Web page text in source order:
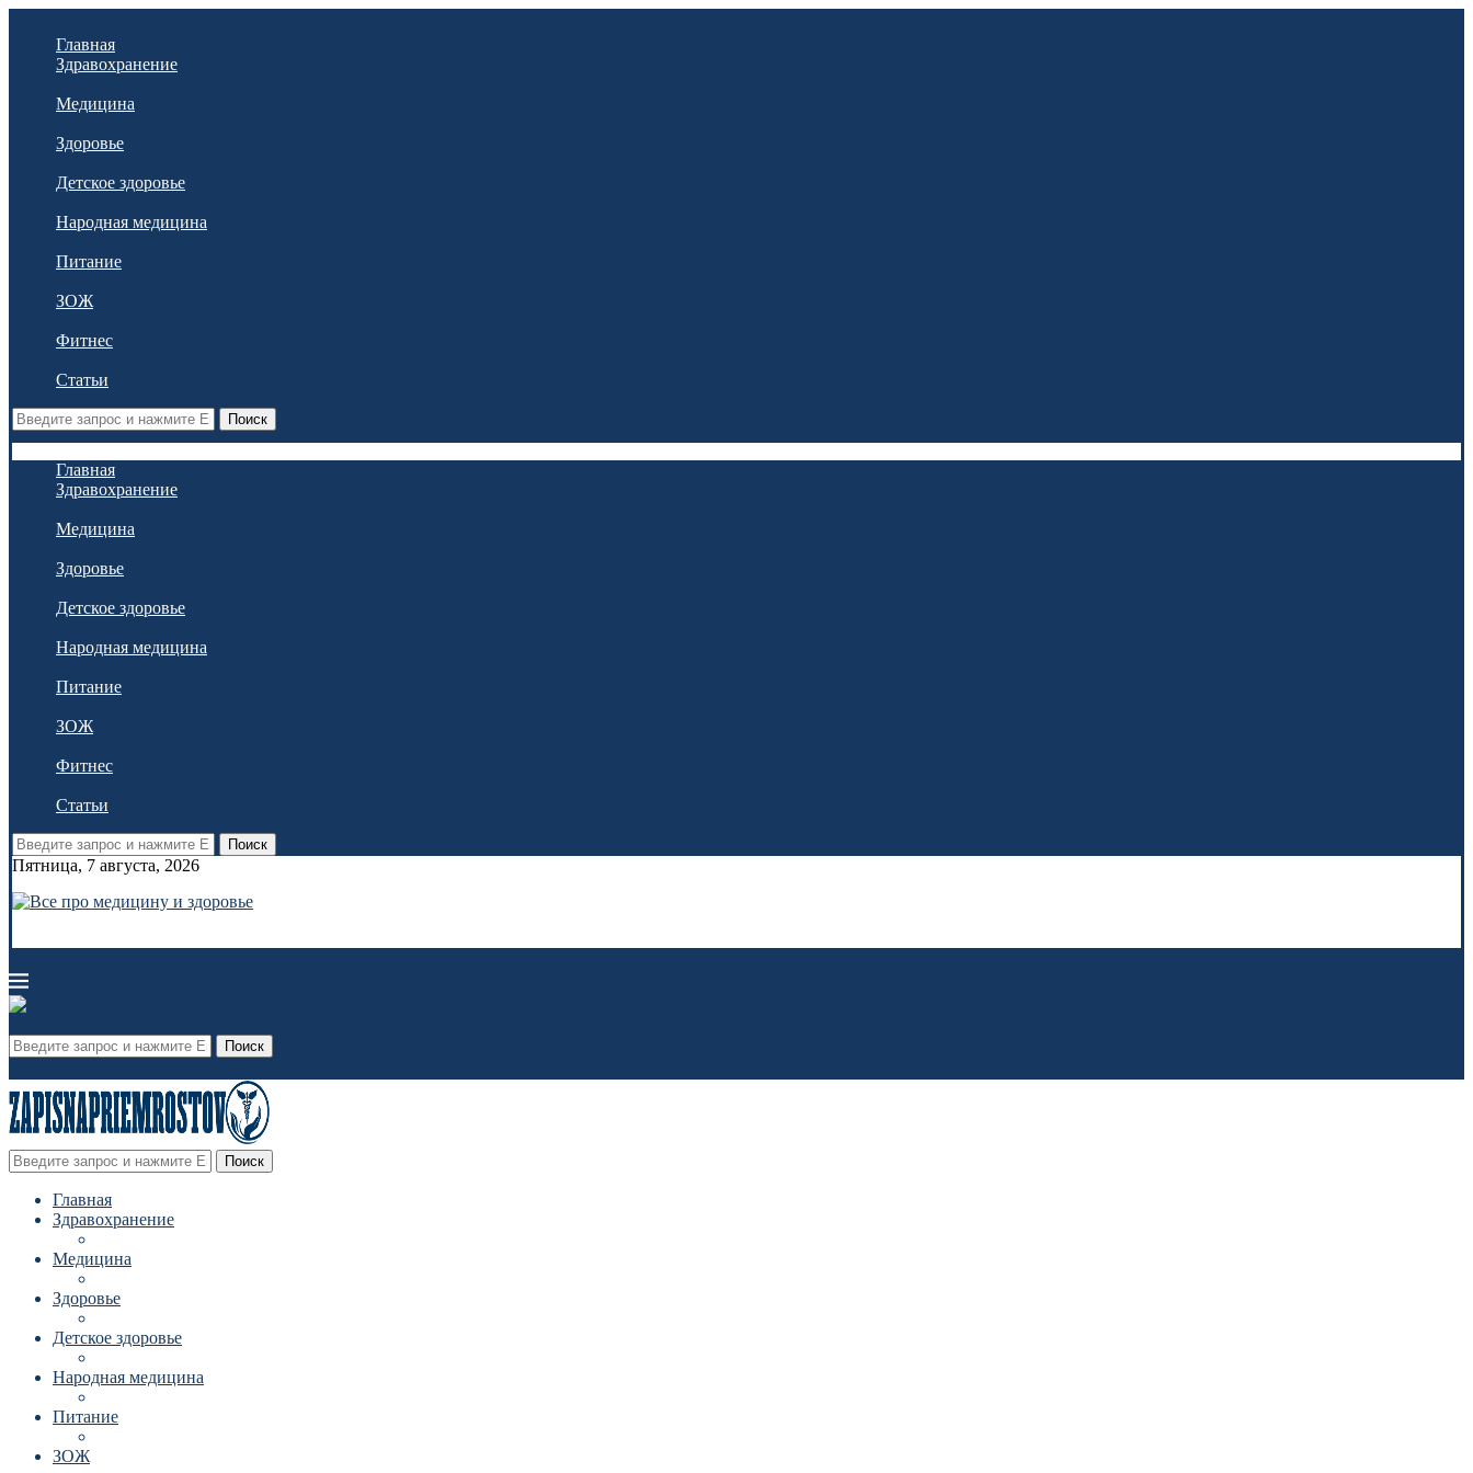
Главная
Здравохранение
Медицина
Здоровье
Детское здоровье
Народная медицина
Питание
ЗОЖ
Фитнес
Статьи
Поиск
Главная
Здравохранение
Медицина
Здоровье
Детское здоровье
Народная медицина
Питание
ЗОЖ
Фитнес
Статьи
Поиск
Пятница, 7 августа, 2026
Поиск
Поиск
Главная
Здравохранение
Медицина
Здоровье
Детское здоровье
Народная медицина
Питание
ЗОЖ